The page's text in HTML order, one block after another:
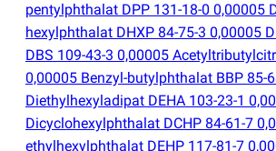
pentylphthalat DPP 131-18-0 0,00005
hexylphthalat DHXP 84-75-3 0,00005
DBS 109-43-3 0,00005
0,00005 Benzyl-butylphthalat BBP 85-
Diethylhexyladipat DEHA 103-23-1
Dicyclohexylphthalat DCHP 84-61-7
ethylhexylphthalat DEHP 117-81-7